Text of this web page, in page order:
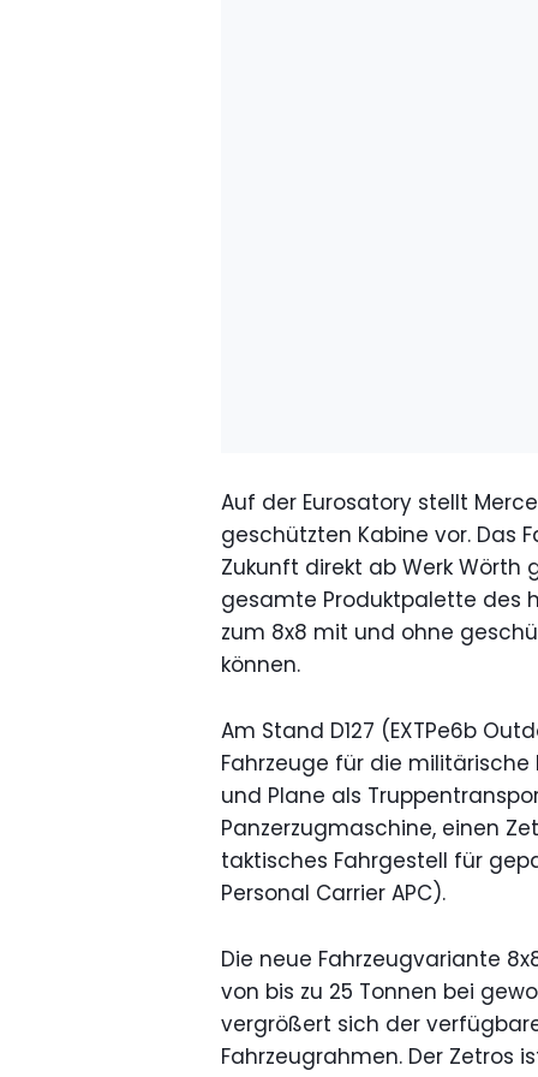
Auf der Eurosatory stellt
geschützten Kabine vor. Das
Zukunft direkt ab Werk
gesamte Produktpalette des
zum 8x8 mit und ohne
können.
Am Stand D127 (EXTPe6b
Fahrzeuge für die
und Plane als
Panzerzugmaschine, einen
taktisches Fahrgestell für
Personal Carrier APC).
Die neue Fahrzeugvariante
von bis zu 25 Tonnen bei
vergrößert sich der
Fahrzeugrahmen. Der Zetros